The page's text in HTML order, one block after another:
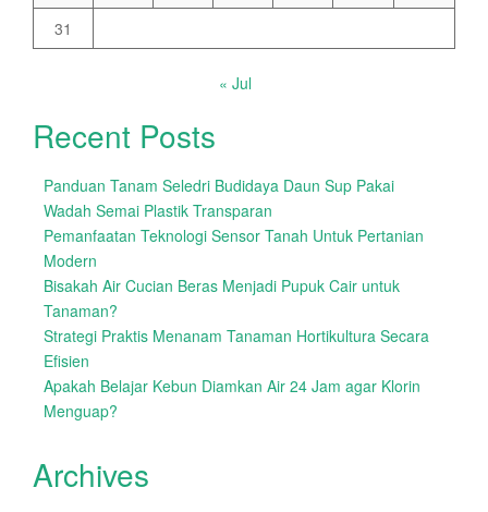
31
« Jul
Recent Posts
Panduan Tanam Seledri Budidaya Daun Sup Pakai
Wadah Semai Plastik Transparan
Pemanfaatan Teknologi Sensor Tanah Untuk Pertanian
Modern
Bisakah Air Cucian Beras Menjadi Pupuk Cair untuk
Tanaman?
Strategi Praktis Menanam Tanaman Hortikultura Secara
Efisien
Apakah Belajar Kebun Diamkan Air 24 Jam agar Klorin
Menguap?
Archives